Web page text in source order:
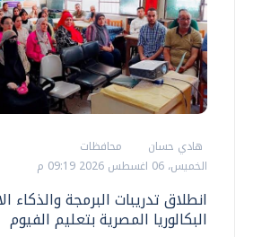
هادي حسان
محافظات
الخميس، 06 اغسطس 2026 09:19 م
انطلاق تدريبات البرمجة
البكالوريا المصرية بتعليم الفيوم